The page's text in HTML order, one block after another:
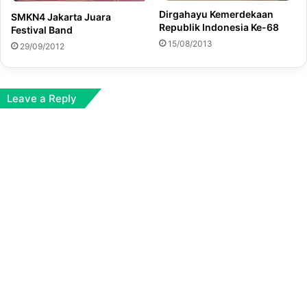
SMKN4 Jakarta Juara
Festival Band
29/09/2012
Dirgahayu Kemerdekaan
Republik Indonesia Ke-68
15/08/2013
Leave a Reply